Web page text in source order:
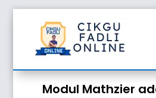
Modul Mathzier